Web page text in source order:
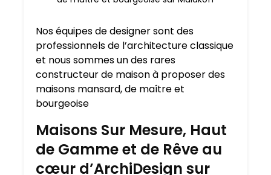
Nos équipes de designer sont des
professionnels de l’architecture classique
et nous sommes un des rares
constructeur de maison à proposer des
maisons mansard, de maître et
bourgeoise
Maisons Sur Mesure, Haut
de Gamme et de Rêve au
cœur d’ArchiDesign sur